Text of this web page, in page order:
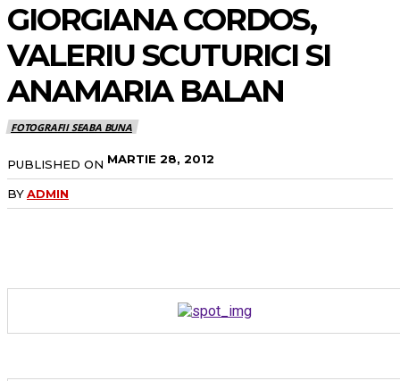
GIORGIANA CORDOS,
VALERIU SCUTURICI SI
ANAMARIA BALAN
FOTOGRAFII SEABA BUNA
PUBLISHED ON MARTIE 28, 2012
BYADMIN